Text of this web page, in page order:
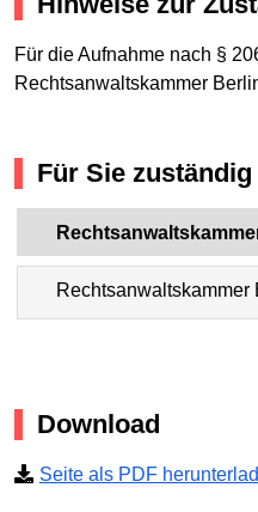
Für die Aufnahme nach §
Rechtsanwaltskammer
Für Sie zuständig
Rechtsanwaltskammer
Download
Seite als PDF